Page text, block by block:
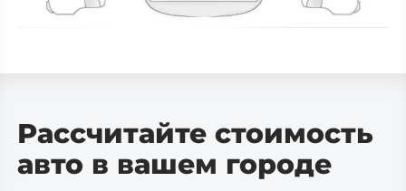
Рассчитайте стоимость
авто в вашем городе